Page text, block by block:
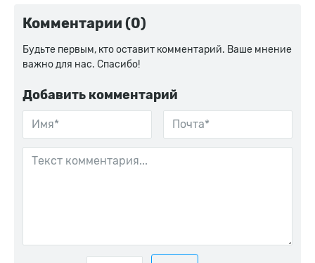
Комментарии (0)
Будьте первым, кто оставит комментарий. Ваше мнение
важно для нас. Спасибо!
Добавить комментарий